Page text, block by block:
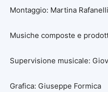
Montaggio: Martina Rafanelli
Musiche composte e
Supervisione musicale:
Grafica: Giuseppe Formica